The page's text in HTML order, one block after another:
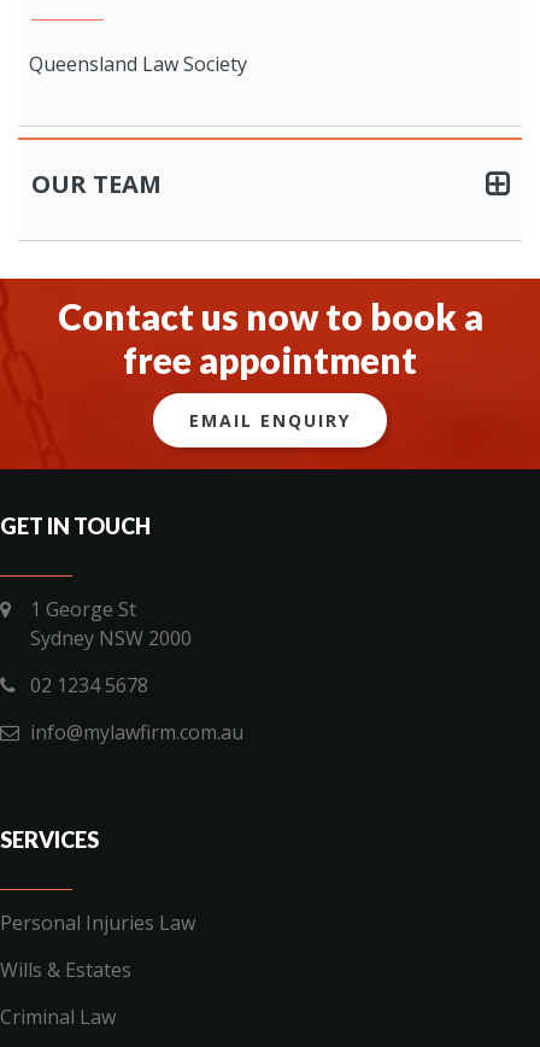
Queensland Law Society
OUR TEAM
Contact us now to book a
free appointment
EMAIL ENQUIRY
GET IN TOUCH
1 George St
Sydney NSW 2000
02 1234 5678
info@mylawfirm.com.au
SERVICES
Personal Injuries Law
Wills & Estates
Criminal Law